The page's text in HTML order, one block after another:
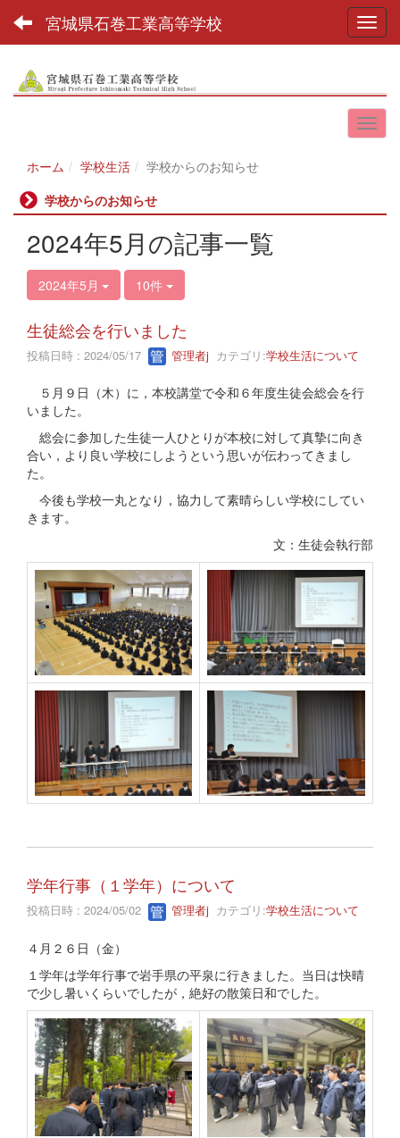
宮城県石巻工業高等学校
ホーム 学校生活
学校からのお知らせ
学校からのお知らせ
2024年5月の記事一覧
2024年5月 10件
生徒総会を行いました
投稿日時 : 2024/05/17 管理者j カテゴリ:学校生活について
５月９日（木）に，本校講堂で令和６年度生徒会総会を行
いました。
総会に参加した生徒一人ひとりが本校に対して真摯に向き
合い，より良い学校にしようという思いが伝わってきまし
た。
今後も学校一丸となり，協力して素晴らしい学校にしてい
きます。
文：生徒会執行部
学年行事（１学年）について
投稿日時 : 2024/05/02 管理者j カテゴリ:学校生活について
４月２６日（金）
１学年は学年行事で岩手県の平泉に行きました。当日は快晴
で少し暑いくらいでしたが，絶好の散策日和でした。